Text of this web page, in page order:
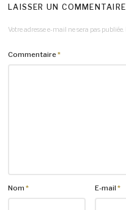
LAISSER UN COMMENTAIRE
Votre adresse e-mail ne sera pas publiée.
Commentaire*
Nom* E-mail*